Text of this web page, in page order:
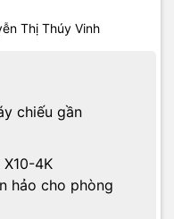
Thị Thúy Vinh
chiếu gần
4K
hảo cho phòng